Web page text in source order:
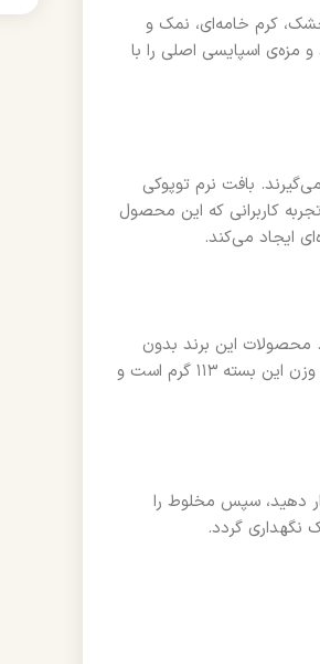
کرم خامه‌ای، نمک و
مزه‌ی اسپایسی اصلی را با
بافت نرم توپوکی
کاربرانی که این محصول
ایجاد می‌کند.
محصولات این برند بدون
مواد نگهدارنده مصنوعی و مطابق با استانداردهای غذایی کره جنوبی تولید می‌شوند. وزن این بسته ۱۱۳ گرم است و
را ۲ تا ۳ دقیقه در ماکروویو قرار دهید، سپس مخلوط را
نگهداری گردد.